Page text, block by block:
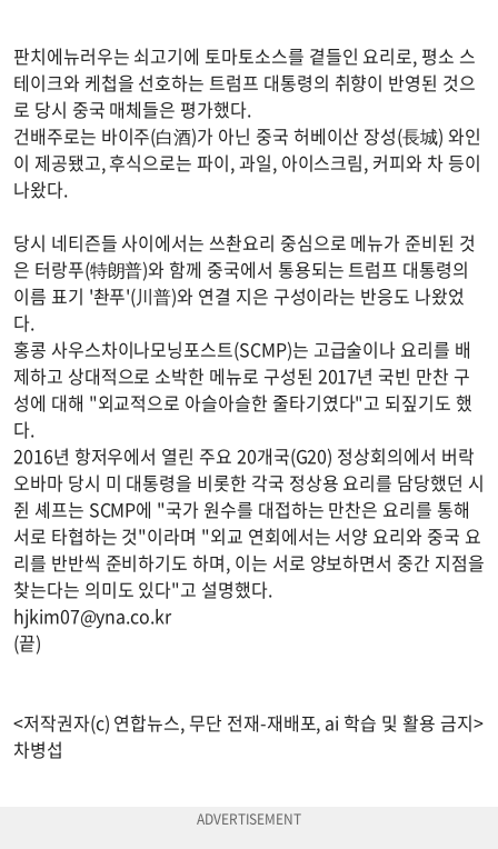
판치에뉴러우는 쇠고기에 토마토소스를 곁들인 요리로, 평소 스
테이크와 케첩을 선호하는 트럼프 대통령의 취향이 반영된 것으
로 당시 중국 매체들은 평가했다.
건배주로는 바이주(白酒)가 아닌 중국 허베이산 장성(長城) 와인
이 제공됐고, 후식으로는 파이, 과일, 아이스크림, 커피와 차 등이
나왔다.
당시 네티즌들 사이에서는 쓰촨요리 중심으로 메뉴가 준비된 것
은 터랑푸(特朗普)와 함께 중국에서 통용되는 트럼프 대통령의
이름 표기 '촨푸'(川普)와 연결 지은 구성이라는 반응도 나왔었
다.
홍콩 사우스차이나모닝포스트(SCMP)는 고급술이나 요리를 배
제하고 상대적으로 소박한 메뉴로 구성된 2017년 국빈 만찬 구
성에 대해 "외교적으로 아슬아슬한 줄타기였다"고 되짚기도 했
다.
2016년 항저우에서 열린 주요 20개국(G20) 정상회의에서 버락
오바마 당시 미 대통령을 비롯한 각국 정상용 요리를 담당했던 시
쥔 셰프는 SCMP에 "국가 원수를 대접하는 만찬은 요리를 통해
서로 타협하는 것"이라며 "외교 연회에서는 서양 요리와 중국 요
리를 반반씩 준비하기도 하며, 이는 서로 양보하면서 중간 지점을
찾는다는 의미도 있다"고 설명했다.
hjkim07@yna.co.kr
(끝)
<저작권자(c) 연합뉴스, 무단 전재-재배포, ai 학습 및 활용 금지>
차병섭